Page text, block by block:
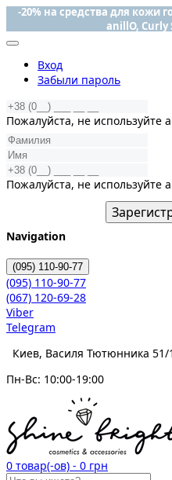
-20% на средства для кожи
anillO, Curly
Вход
Забыли пароль
Пожалуйста, не используйте
Пожалуйста, не используйте
Navigation
(095) 110-90-77
(095) 110-90-77
(067) 120-69-28
Viber
Telegram
Киев, Василя Тютюнника 51/
Пн-Вс: 10:00-19:00
0 товар(-ов) - 0 грн